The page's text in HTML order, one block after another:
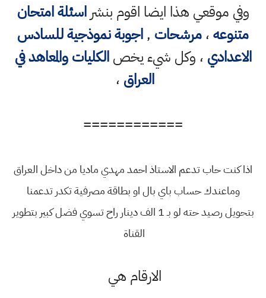
وفي موقعي هذا ايضا اقوم بنشراسئلة امتحان
متنوعه،مرشحات ,اجوبة نموذجية للسادس
الاعدادي ، وكل شيء يخصالكليات والمعاهد في
العراق ،
============
اذا كنت حاب تدعم الاستاذ احمد مهدي ماديا من داخل العراق
وماعندك حساب باي بال او بطاقة مصرفية تكدر تدعمنا
بتحويل رصيد حته لو بـ 1 الف دينار راح تسوي فضل كبير بتطوير
القناة
الارقام هي